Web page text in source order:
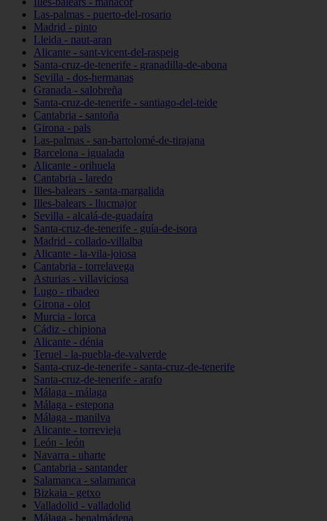
Las-palmas - puerto-del-rosario
Madrid - pinto
Lleida - naut-aran
Alicante - sant-vicent-del-raspeig
Santa-cruz-de-tenerife - granadilla-de-abona
Sevilla - dos-hermanas
Granada - salobreña
Santa-cruz-de-tenerife - santiago-del-teide
Cantabria - santoña
Girona - pals
Las-palmas - san-bartolomé-de-tirajana
Barcelona - igualada
Alicante - orihuela
Cantabria - laredo
Illes-balears - santa-margalida
Illes-balears - llucmajor
Sevilla - alcalá-de-guadaíra
Santa-cruz-de-tenerife - guía-de-isora
Madrid - collado-villalba
Alicante - la-vila-joiosa
Cantabria - torrelavega
Asturias - villaviciosa
Lugo - ribadeo
Girona - olot
Murcia - lorca
Cádiz - chipiona
Alicante - dénia
Teruel - la-puebla-de-valverde
Santa-cruz-de-tenerife - santa-cruz-de-tenerife
Santa-cruz-de-tenerife - arafo
Málaga - málaga
Málaga - estepona
Málaga - manilva
Alicante - torrevieja
León - león
Navarra - uharte
Cantabria - santander
Salamanca - salamanca
Bizkaia - getxo
Valladolid - valladolid
Málaga - benalmádena